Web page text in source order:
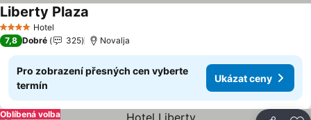
4 Počet hvězdiček
Hotel
Liberty Plaza
7,8 Dobré 325 Novalja
Pro zobrazení přesných cen vyberte
termín
Ukázat ceny
Oblíbená volba